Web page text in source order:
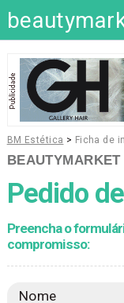
BM Estética > Ficha de
BEAUTYMARKET
Pedido
Preencha o
compromisso:
Nome